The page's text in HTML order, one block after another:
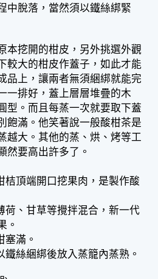
中脫落，當然須以鐵絲綁緊
本挖開的柑皮，另外挑選外觀
較大的柑皮作蓋子，如此才能
品上，讓兩者無須綑綁就能完
一排好，蓋上層層堆疊的木
型。而且每蒸一次就要取下蓋
飽滿。他笑著說一般酸柑茶是
越大。其他的蒸、烘、烤等工
然要高出許多了。
桔頂端開口挖果肉，是製作酸
荷、甘草等攪拌混合，新一代
。
塞滿。
絲綑綁後放入蒸籠內蒸熟。